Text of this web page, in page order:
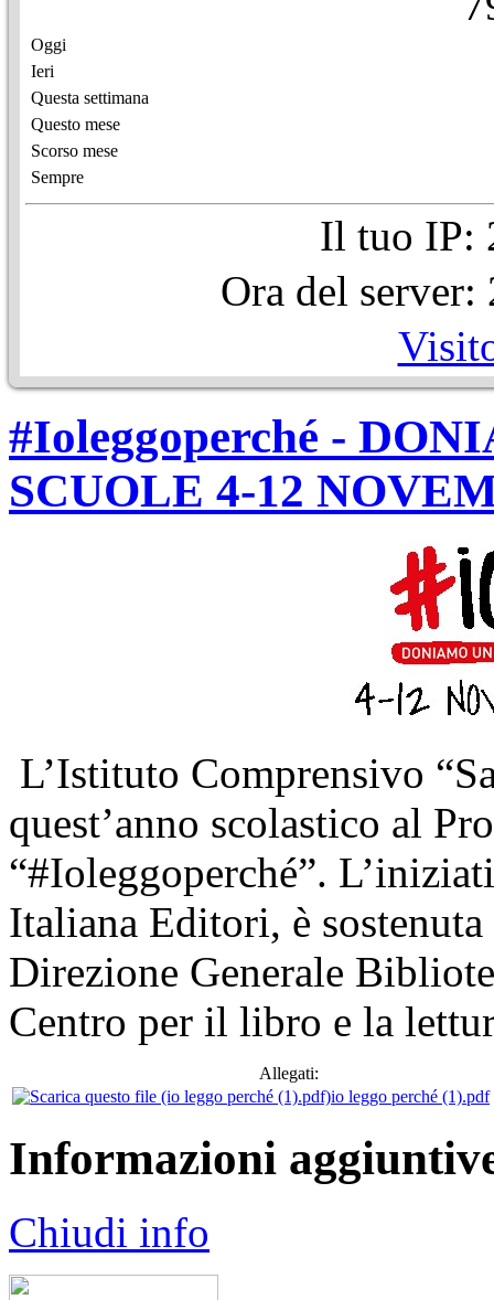
Oggi
Ieri
Questa settimana
Questo mese
Scorso mese
Sempre
Il tuo IP:
Ora del
#Ioleggoperché -
SCUOLE 4-12
L’Istituto Comprensivo
quest’anno scolastico al
“#Ioleggoperché”.
Italiana Editori, è
Direzione Generale
Centro per il libro e la
Allegati:
io leggo perché (1).pdf
Informazioni
Chiudi info